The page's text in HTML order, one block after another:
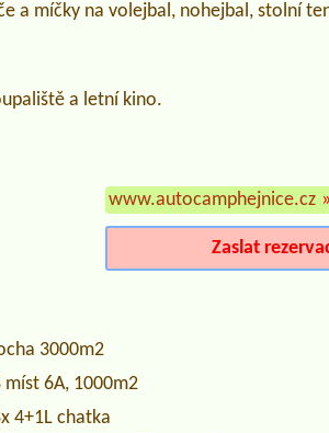
a míčky na volejbal, nohejbal, stolní
a letní kino.
www.autocamphejnice.cz »
Zaslat
3000m2
míst 6A, 1000m2
4+1L chatka